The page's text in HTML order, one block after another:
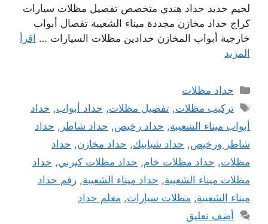
لحيم حديد حداد هندي متخصص تفصيل مظلات سيارات
كراج حداد مخازن مجددة ميناء الشعيبة تفصال أبواب
خارجية أبواب المخازن حدادين مظلات السيارات … اقرأ
المزيد
التصنيفات
حداد مظلات
الوسوم
تركيب مظلات,تفصيل مظلات, حداد أبواب, حداد
أبواب ميناء الشعيبة, حداد رخيص, حداد شاطر , حداد
شاطر ورخيص, حداد شبابيك, حداد مخازن, حداد
مظلات, حداد مظلات خام, حداد مظلات كيربي, حداد
مظلات ميناء الشعيبة, حداد ميناء الشعيبة, رقم حداد
ميناء الشعيبة, مظلات سيارات, معلم حداد
أضف تعليق